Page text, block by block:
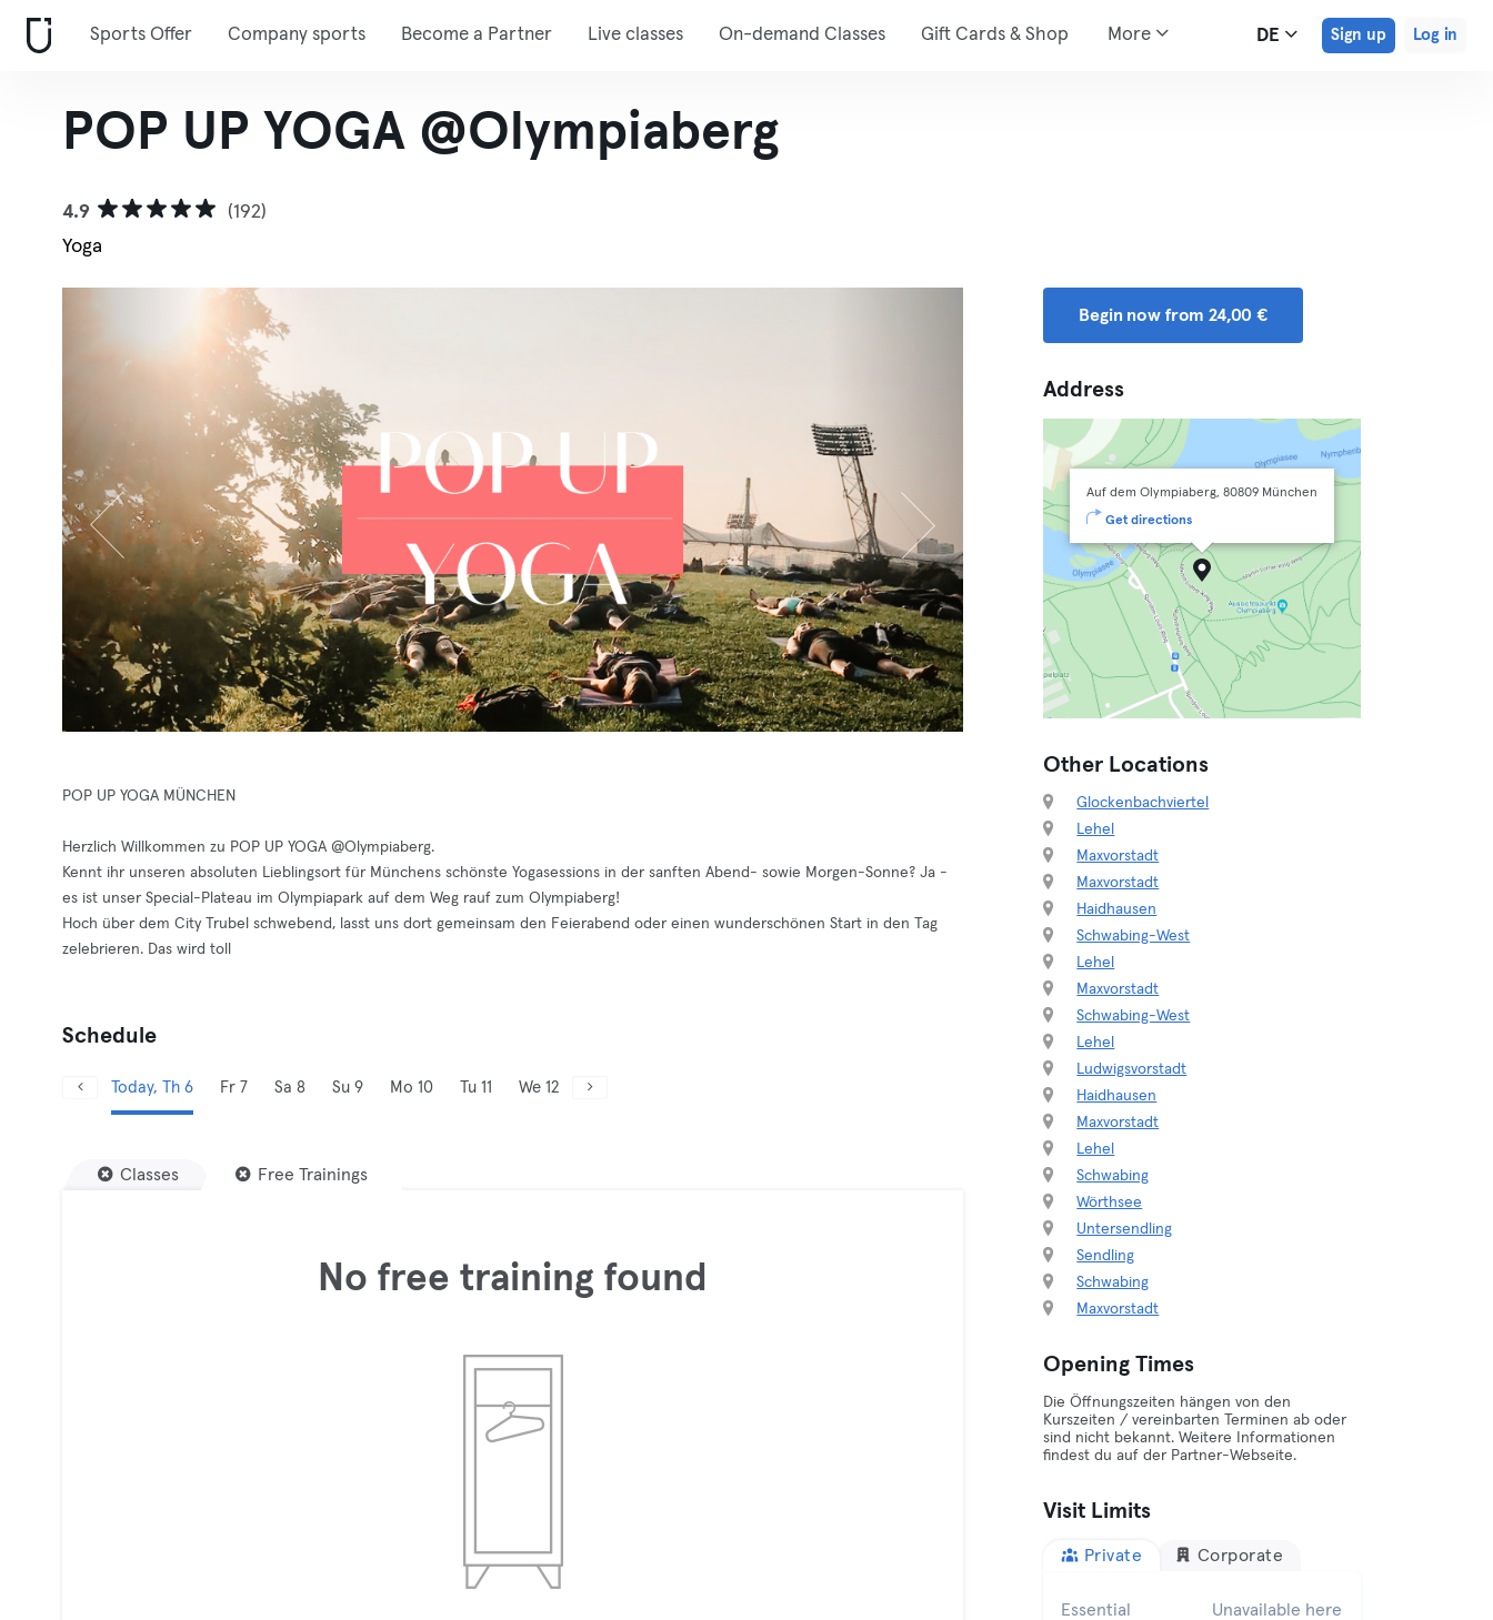
Sports Offer Company sports Become a Partner Live classes On-demand Classes Gift Cards & Shop More DE Sign up Log in
POP UP YOGA @Olympiaberg
4.9
(192)
Yoga
POP UP YOGA MÜNCHEN
Herzlich Willkommen zu POP UP YOGA @Olympiaberg.
Kennt ihr unseren absoluten Lieblingsort für Münchens schönste Yogasessions in der sanften Abend- sowie Morgen-Sonne? Ja -
es ist unser Special-Plateau im Olympiapark auf dem Weg rauf zum Olympiaberg!
Hoch über dem City Trubel schwebend, lasst uns dort gemeinsam den Feierabend oder einen wunderschönen Start in den Tag
zelebrieren. Das wird toll
Schedule
Today, Th 6 Fr 7 Sa 8 Su 9 Mo 10 Tu 11 We 12
Classes Free Trainings
No free training found
Begin now from 24,00 €
Address
Auf dem Olympiaberg, 80809 München
Get directions
Other Locations
Glockenbachviertel
Lehel
Maxvorstadt
Maxvorstadt
Haidhausen
Schwabing-West
Lehel
Maxvorstadt
Schwabing-West
Lehel
Ludwigsvorstadt
Haidhausen
Maxvorstadt
Lehel
Schwabing
Wörthsee
Untersendling
Sendling
Schwabing
Maxvorstadt
Opening Times
Die Öffnungszeiten hängen von den
Kurszeiten / vereinbarten Terminen ab oder
sind nicht bekannt. Weitere Informationen
findest du auf der Partner-Webseite.
Visit Limits
Private Corporate
Essential Unavailable here